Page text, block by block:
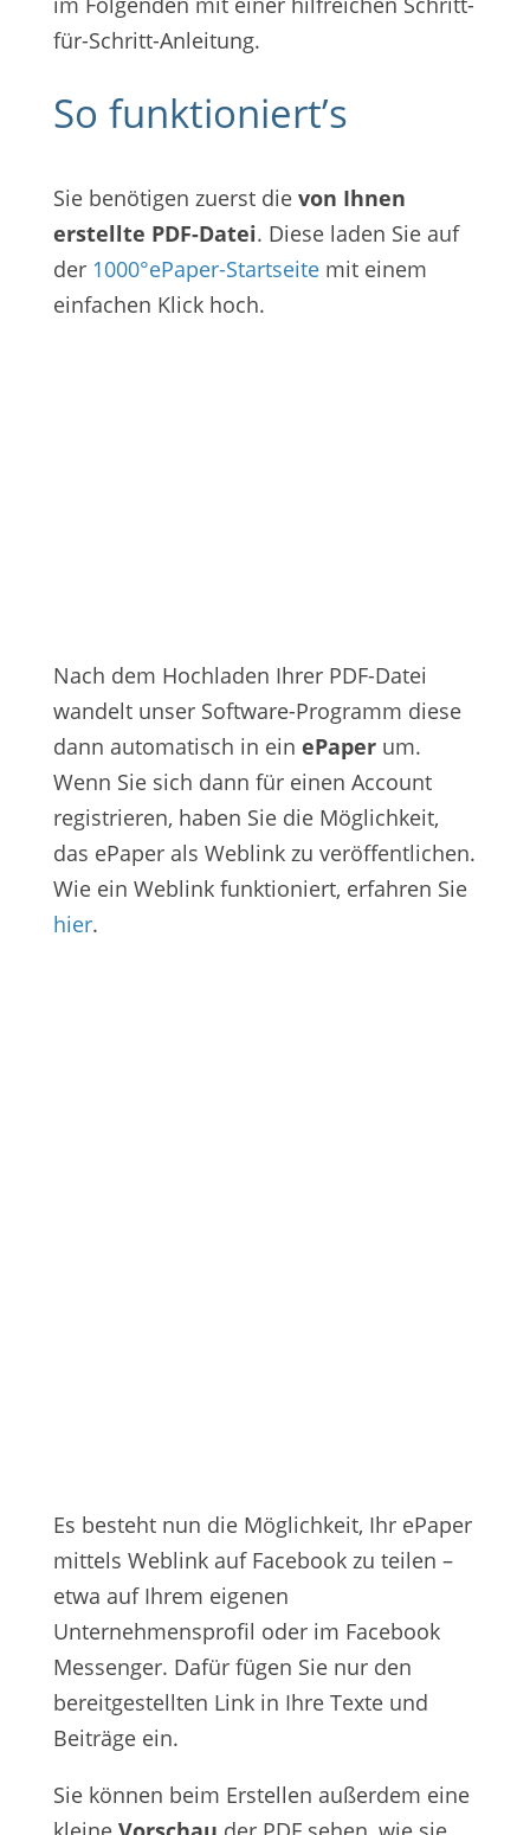
für-Schritt-Anleitung.
So funktioniert’s
Sie benötigen zuerst die von Ihnen
erstellte PDF-Datei. Diese laden Sie auf
der 1000°ePaper-Startseitemit einem
einfachen Klick hoch.
Nach dem Hochladen Ihrer PDF-Datei
wandelt unser Software-Programm diese
dann automatisch in ein ePaperum.
Wenn Sie sich dann für einen Account
registrieren, haben Sie die Möglichkeit,
das ePaper als Weblink zu veröffentlichen.
Wie ein Weblink funktioniert, erfahren Sie
hier.
Es besteht nun die Möglichkeit, Ihr ePaper
mittels Weblink auf Facebook zu teilen –
etwa auf Ihrem eigenen
Unternehmensprofil oder im Facebook
Messenger. Dafür fügen Sie nur den
bereitgestellten Link in Ihre Texte und
Beiträge ein.
Sie können beim Erstellen außerdem eine